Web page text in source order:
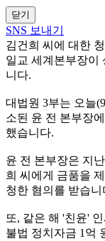
닫기
SNS 보내기
김건희 씨에 대한
일교 세계본부장이
니다.
대법원 3부는 오늘
소된 윤 전 본부장
했습니다.
윤 전 본부장은 지
희 씨에게 금품을
청한 혐의를 받습니
또, 같은 해 '친윤'
불법 정치자금 1억